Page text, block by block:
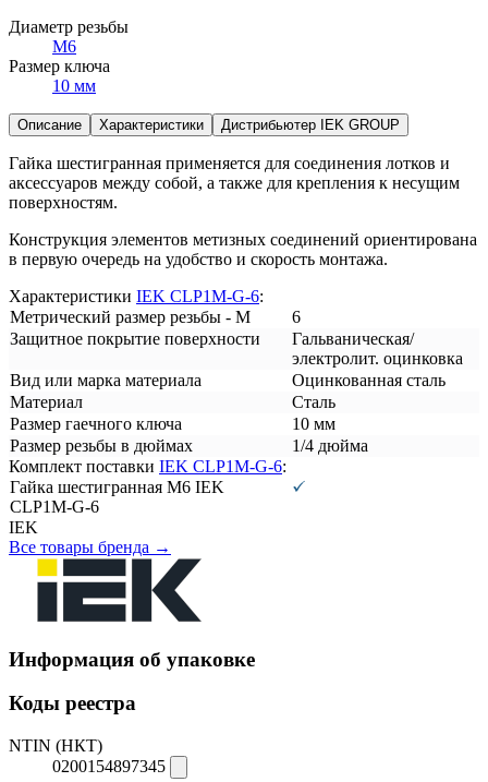
Диаметр резьбы
М6
Размер ключа
10 мм
Описание Характеристики Дистрибьютер IEK GROUP
Гайка шестигранная применяется для соединения лотков и
аксессуаров между собой, а также для крепления к несущим
поверхностям.
Конструкция элементов метизных соединений ориентирована
в первую очередь на удобство и скорость монтажа.
Характеристики IEK CLP1M-G-6:
Метрический размер резьбы - М
6
Защитное покрытие поверхности
Гальваническая/
электролит. оцинковка
Вид или марка материала
Оцинкованная сталь
Материал
Сталь
Размер гаечного ключа
10 мм
Размер резьбы в дюймах
1/4 дюйма
Комплект поставки IEK CLP1M-G-6:
Гайка шестигранная М6 IEK
CLP1M-G-6
IEK
Все товары бренда →
Информация об упаковке
Коды реестра
NTIN (НКТ)
0200154897345